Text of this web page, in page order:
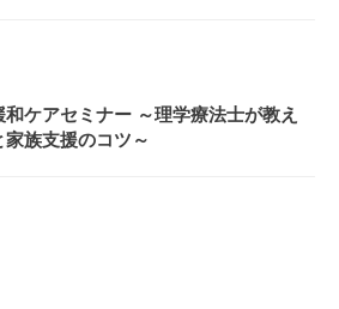
ケアセミナー ～理学療法士が教え
族支援のコツ～